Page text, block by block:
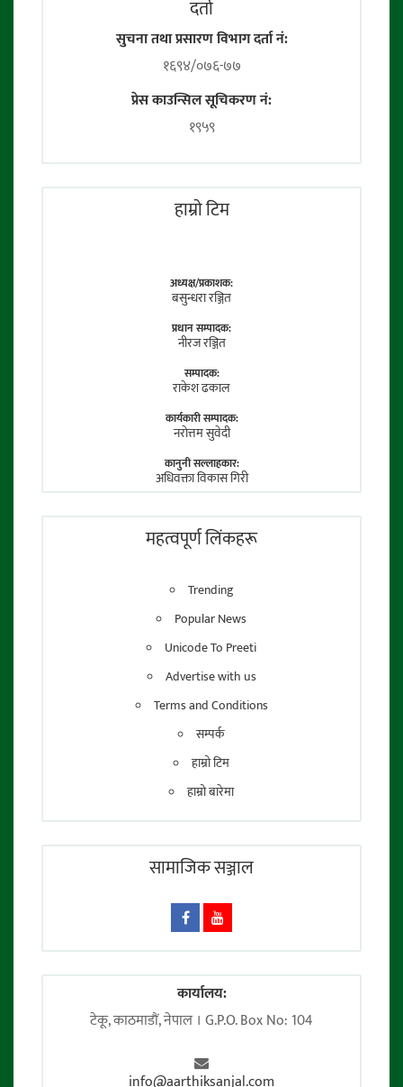
दर्ता
सुचना तथा प्रसारण विभाग दर्ता नं:
१६९४/०७६-७७
प्रेस काउन्सिल सूचिकरण नं:
१९५९
हाम्राे टिम
अध्यक्ष/प्रकाशक:
बसुन्धरा रञ्जित
प्रधान सम्पादक:
नीरज रञ्जित
सम्पादक:
राकेश ढकाल
कार्यकारी सम्पादक:
नराेत्तम सुवेदी
कानुनी सल्लाहकार:
अधिवक्ता विकास गिरी
तेजेन्द्र श्रेष्ठ
महत्वपूर्ण लिंकहरू
Trending
Popular News
Unicode To Preeti
Advertise with us
Terms and Conditions
सम्पर्क
हाम्रो टिम
हाम्रो बारेमा
सामाजिक सञ्जाल
कार्यालय:
टेकू, काठमाडाैं, नेपाल । G.P.O. Box No: 104